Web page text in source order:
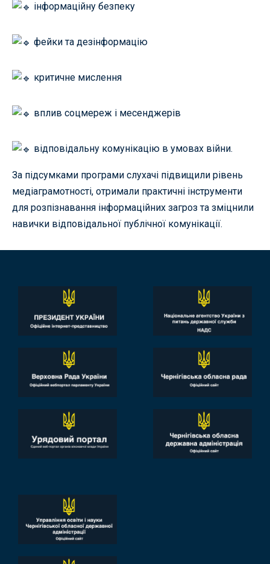
інформаційну безпеку
фейки та дезінформацію
критичне мислення
вплив соцмереж і месенджерів
відповідальну комунікацію в умовах війни.
За підсумками програми слухачі підвищили рівень
медіаграмотності, отримали практичні інструменти
для розпізнавання інформаційних загроз та зміцнили
навички відповідальної публічної комунікації.